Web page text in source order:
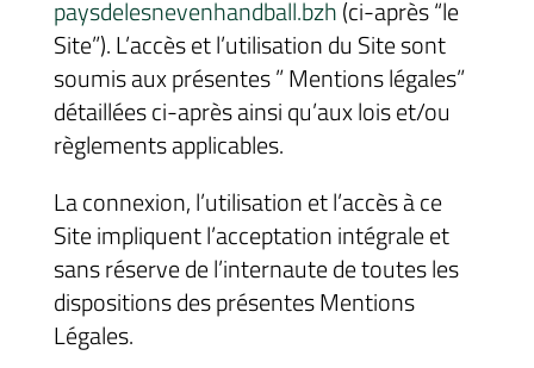
paysdelesnevenhandball.bzh(ci-après “le
Site”). L’accès et l’utilisation du Site sont
soumis aux présentes ” Mentions légales”
détaillées ci-après ainsi qu’aux lois et/ou
règlements applicables.
La connexion, l’utilisation et l’accès à ce
Site impliquent l’acceptation intégrale et
sans réserve de l’internaute de toutes les
dispositions des présentes Mentions
Légales.